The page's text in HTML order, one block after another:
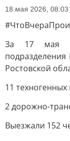
18 мая 2026, 08:03
За 17 мая
Ростовской
11
2 дорожно-
Выезжали 152